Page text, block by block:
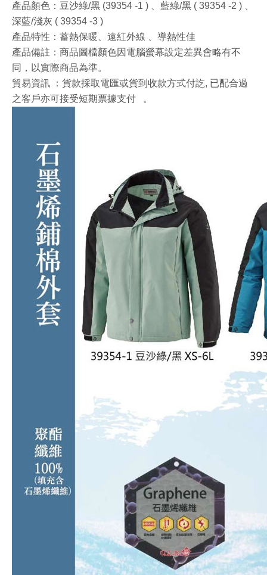
產品顏色：豆沙綠/黑 (39354 -1 ) 、藍綠/黑 ( 39354 -2 )
深藍/淺灰 ( 39354 -3 )
產品特性：蓄熱保暖、遠紅外線
、導熱性佳
產品備註：商品圖檔顏色因電腦螢幕設定差異會略有不
同，以實際商品為準。
貿易資訊
：貨款採取電匯或貨到收款方式付訖, 已配合過
之客戶亦可接受短期票據支付
。